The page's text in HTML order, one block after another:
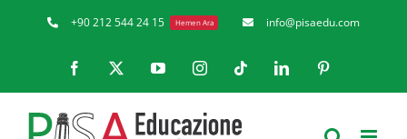
+90 212 544 24 15 Hemen Ara info@pisaedu.com
Facebook YouTubeInstagramTiktok LinkedIn